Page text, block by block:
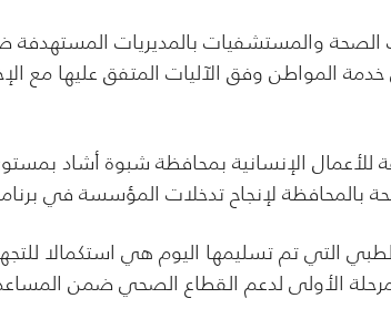
الصحة والمستشفيات بالمديريات المستهدفة
المواطن وفق الآليات المتفق عليها مع
للأعمال الإنسانية بمحافظة شبوة أشاد
بالمحافظة لإنجاح تدخلات المؤسسة في
التي تم تسليمها اليوم هي استكمالا
الأولى لدعم القطاع الصحي ضمن